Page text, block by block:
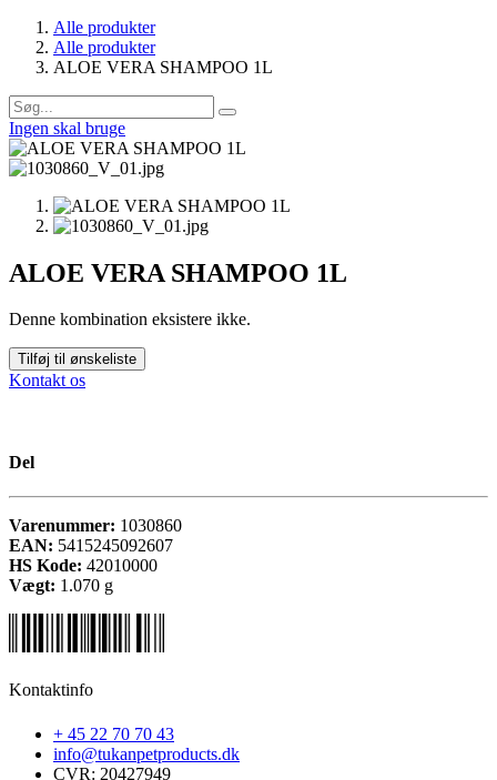
Alle produkter
Alle produkter
ALOE VERA SHAMPOO 1L
Ingen skal bruge
ALOE VERA SHAMPOO 1L
Denne kombination eksistere ikke.
Tilføj til ønskeliste
Kontakt os
Del
Varenummer: 1030860
EAN: 5415245092607
HS Kode: 42010000
Vægt: 1.070 g
Kontaktinfo
+ 45 22 70 70 43
info@tukanpetproducts.dk
CVR: 20427949